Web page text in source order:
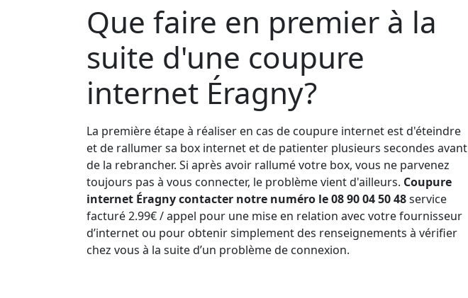
Que faire en premier à la
suite d'une coupure
internet Éragny?
La première étape à réaliser en cas de coupure internet est d'éteindre
et de rallumer sa box internet et de patienter plusieurs secondes avant
de la rebrancher. Si après avoir rallumé votre box, vous ne parvenez
toujours pas à vous connecter, le problème vient d'ailleurs. Coupure
internet Éragny contacter notre numéro le 08 90 04 50 48service
facturé 2.99€ / appel pour une mise en relation avec votre fournisseur
d’internet ou pour obtenir simplement des renseignements à vérifier
chez vous à la suite d’un problème de connexion.